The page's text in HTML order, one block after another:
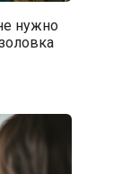
нужно